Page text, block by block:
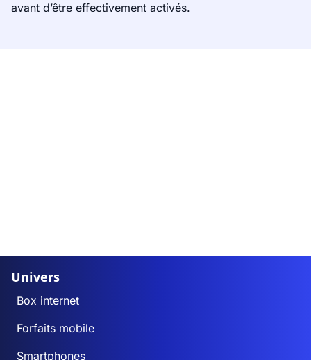
avant d’être effectivement activés.
Univers
Box internet
Forfaits mobile
Smartphones